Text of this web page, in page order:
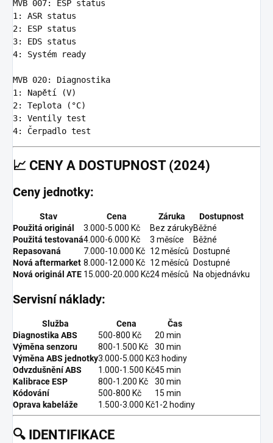
MVB 007:
ESP status
1 :
ASR status
2:
ESP status
3:
EDS status
4: Systém ready
MVB 020:
Diagnostika
1 :
Napětí (V)
2:
Teplota (°C)
3:
Ventily test
4: Čerpadlo test
📈 CENY A DOSTUPNOST (2024)
Ceny jednotky:
Stav Cena Záruka
Dostupnost
Použitá originál
3.000-5.000 Kč Bez zárukyBěžné
Použitá testovaná4.000-6.000 Kč 3 měsíce
Běžné
Repasovaná
7.000-10.000 Kč 12 měsíců
Dostupné
Nová aftermarket 8.000-12.000 Kč 12 měsíců
Dostupné
Nová originál ATE 15.000-20.000 Kč24 měsíců Na objednávku
Servisní náklady:
Služba Cena
Čas
Diagnostika ABS
500-800 Kč
20 min
Výměna senzoru
800-1.500 Kč
30 min
Výměna ABS jednotky3.000-5.000 Kč3 hodiny
Odvzdušnění ABS
1.000-1.500 Kč45 min
Kalibrace ESP
800-1.200 Kč
30 min
Kódování
500-800 Kč
15 min
Oprava kabeláže
1.500-3.000 Kč1-2 hodiny
🔍 IDENTIFIKACE